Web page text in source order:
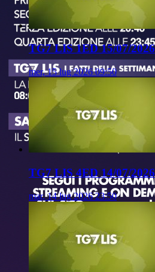
TG7 LIS 1ED 15/07/2026
mer, 15 lug 2026 09:50
TG7 LIS 4ED 14/07/2026
mar, 14 lug 2026 23:50